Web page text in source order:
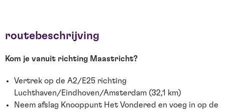
routebeschrijving
Kom je vanuit richting Maastricht?
Vertrek op de A2/E25 richting
Luchthaven/Eindhoven/Amsterdam (32,1 km)
Neem afslag Knooppunt Het Vondered en voeg in op de